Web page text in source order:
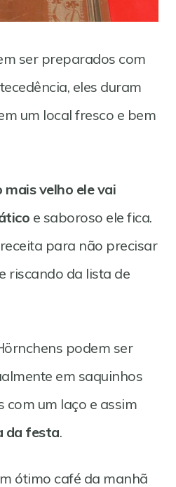
ser preparados com
eles duram
um local fresco e bem
velho ele vai
e saboroso ele fica.
para não precisar
riscando da lista de
podem ser
em saquinhos
com um laço e assim
da festa.
ótimo café da manhã